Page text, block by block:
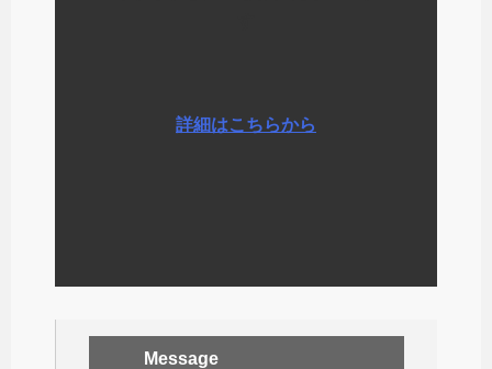
詳細はこちらから
Message